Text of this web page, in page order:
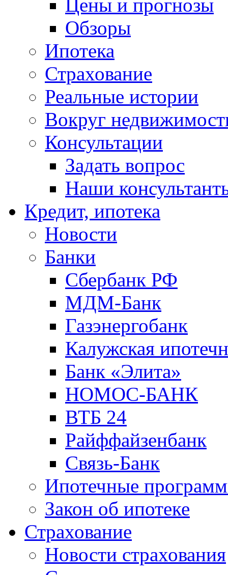
Цены и прогнозы
Обзоры
Ипотека
Страхование
Реальные истории
Вокруг
Консультации
Задать вопрос
Наши
Кредит, ипотека
Новости
Банки
Сбербанк РФ
МДМ-Банк
Газэнергобанк
Калужская
Банк «Элита»
НОМОС-БАНК
ВТБ 24
Райффайзенбанк
Связь-Банк
Ипотечные
Закон об ипотеке
Страхование
Новости страхования